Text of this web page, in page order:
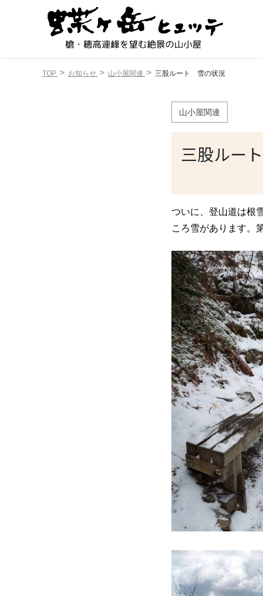
TOP お知らせ 山小屋関連 三股ルート 雪の状況
山小屋関連
三股ルー
ついに、登山道は根
ころ雪があります。